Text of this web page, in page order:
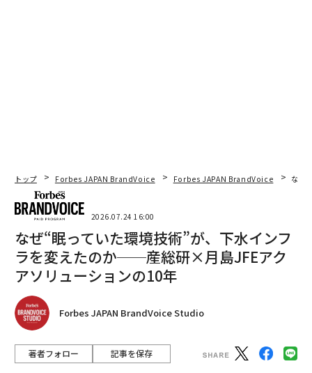
トップ Forbes JAPAN BrandVoice Forbes JAPAN BrandVoice なぜ
2026.07.24 16:00
なぜ“眠っていた環境技術”が、下水インフ
ラを変えたのか──産総研×月島JFEアク
アソリューションの10年
Forbes JAPAN BrandVoice Studio
著者フォロー 記事を保存